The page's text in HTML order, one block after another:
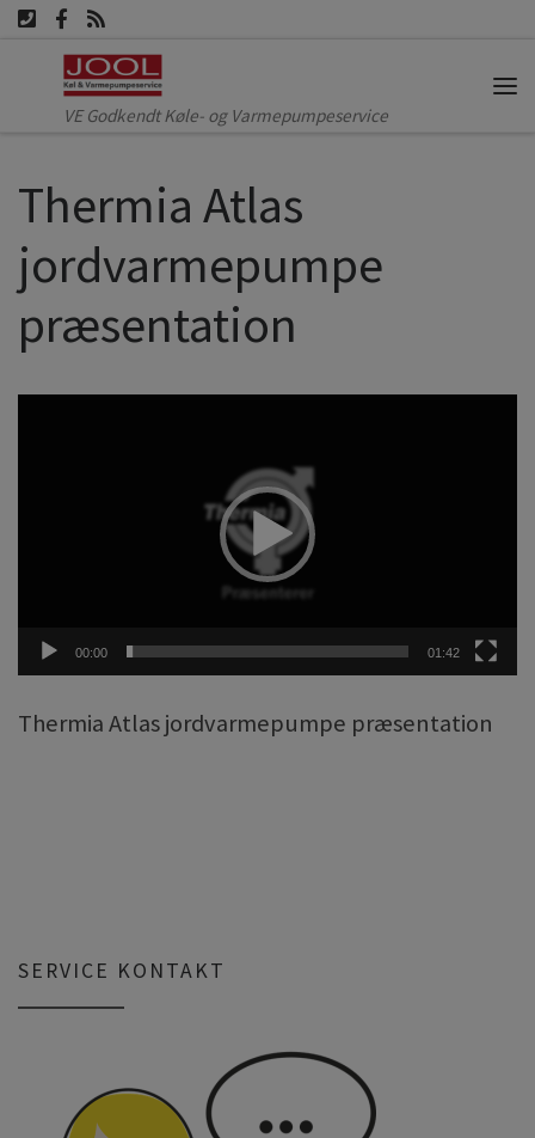
Fortsæt til indhold
VE Godkendt Køle- og Varmepumpeservice
Thermia Atlas
jordvarmepumpe
præsentation
00:00 01:42
Thermia Atlas jordvarmepumpe præsentation
SERVICE KONTAKT